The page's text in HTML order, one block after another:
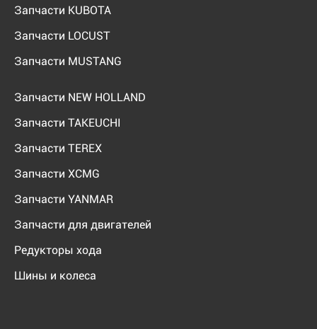
Запчасти KUBOTA
Запчасти LOCUST
Запчасти MUSTANG
Запчасти NEW HOLLAND
Запчасти TAKEUCHI
Запчасти TEREX
Запчасти XCMG
Запчасти YANMAR
Запчасти для двигателей
Редукторы хода
Шины и колеса